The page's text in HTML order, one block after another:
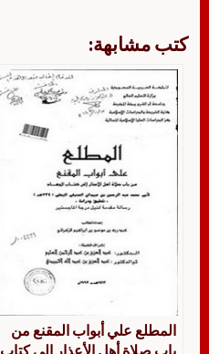
كتب مشابهة:
المطلع علي أبواب المقنع من
باب صلاة أهل الأعذار إلى كتاب